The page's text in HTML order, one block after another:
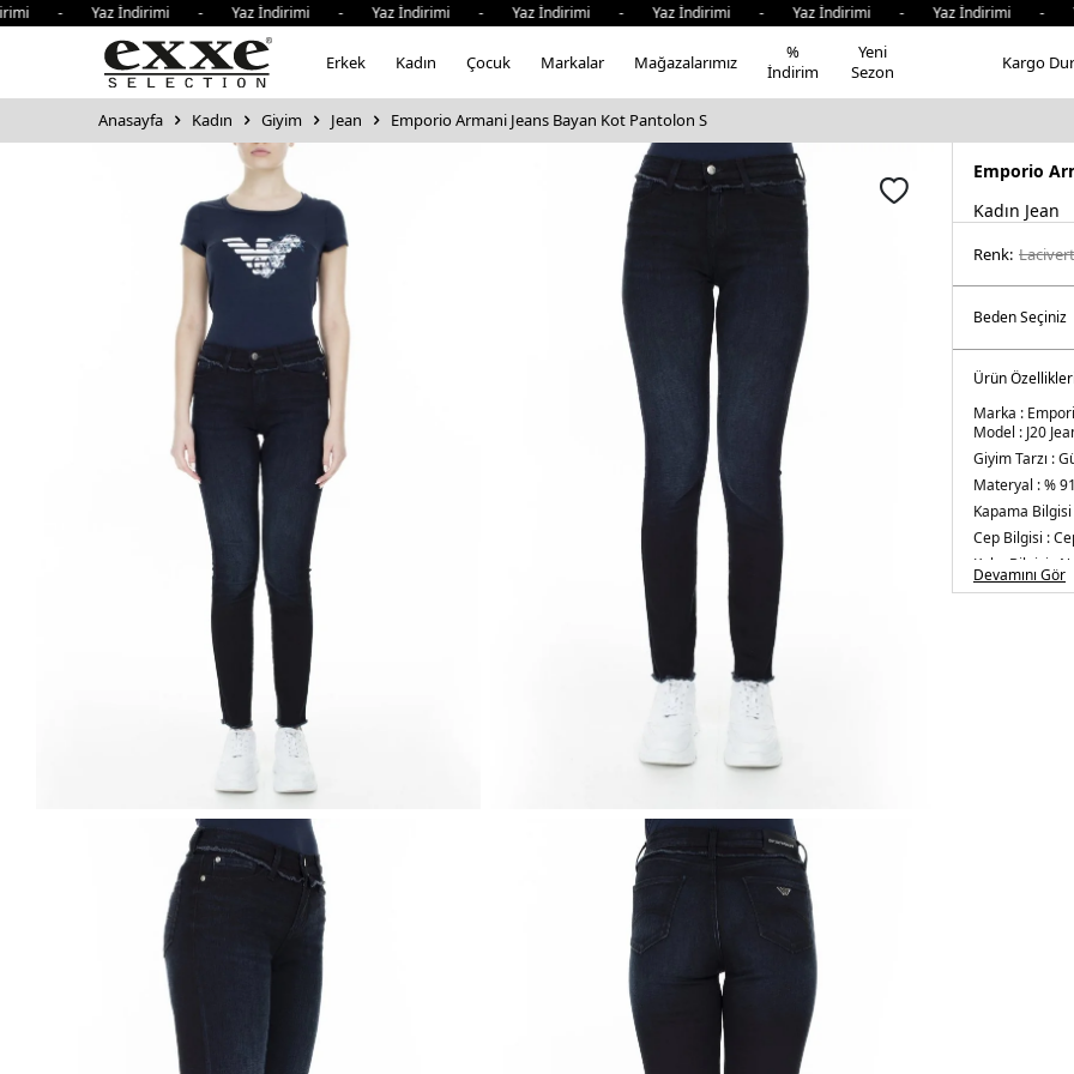
İndirimi - Yaz İndirimi - Yaz İndirimi - Yaz İndirimi - Yaz İndirimi - Yaz İndirimi - Yaz İndirimi -
Erkek Kadın Çocuk Markalar Mağazalarımız
%
İndirim
Yeni
Sezon
Kargo
Anasayfa Kadın Giyim Jean Emporio Armani Jeans Bayan Kot Pantolon S
Emporio
Kadın Jean
Renk: laci̇vert
Ürün Özellikleri
Marka :
Model : J20
Giyim Tarzı :
Materyal :%
Kapama Bilgisi
Cep Bilgisi :
Kalıp Bilgisi :
Manken
Devamını Gör